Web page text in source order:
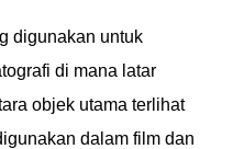
digunakan untuk
di mana latar
objek utama terlihat
dalam film dan